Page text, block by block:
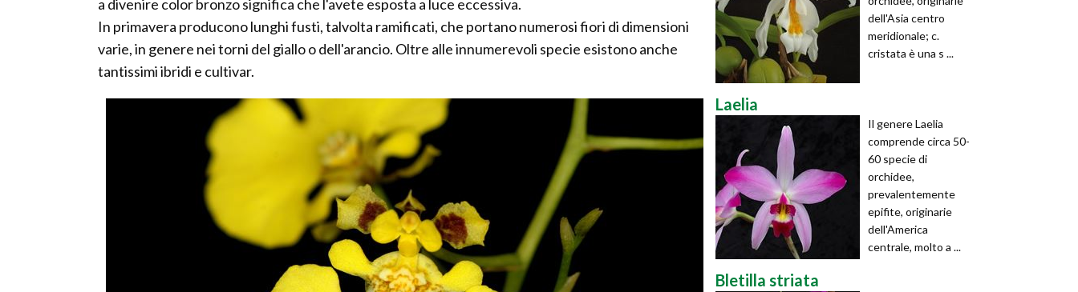
a divenire color bronzo significa che l'avete esposta a luce eccessiva.
In primavera producono lunghi fusti, talvolta ramificati, che portano numerosi fiori di dimensioni
varie, in genere nei torni del giallo o dell'arancio. Oltre alle innumerevoli specie esistono anche
tantissimi ibridi e cultivar.
dell'Asia centro
meridionale; c.
cristata è una s ...
Laelia
Il genere Laelia
comprende circa 50-
60 specie di
orchidee,
prevalentemente
epifite, originarie
dell'America
centrale, molto a ...
Bletilla striata